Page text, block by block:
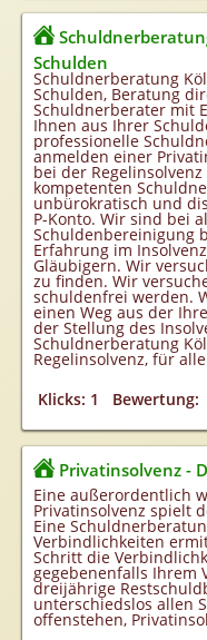
Schulden
Schuldnerberatung
Schulden, Beratung
Schuldnerberater mit
Ihnen aus Ihrer
professionelle
anmelden einer
bei der
kompetenten
unbürokratisch und
P-Konto. Wir sind bei
Schuldenbereinigung
Erfahrung im
Gläubigern. Wir
zu finden. Wir
schuldenfrei werden.
einen Weg aus der
der Stellung des
Schuldnerberatung
Regelinsolvenz, für
Klicks: 1
Bewertung:
Privatinsolvenz -
Eine außerordentlich
Privatinsolvenz spielt
Eine
Verbindlichkeiten
Schritt die
gegebenenfalls Ihrem
dreijährige
unterschiedslos allen
offenstehen,